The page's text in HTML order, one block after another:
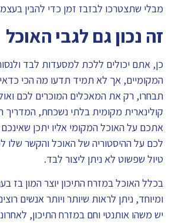
מבלי שתצטרכו לבזבז זמן כדי להבין
זה נכון גם לגבי האוכל
כן, אתם יכולים ללכת למסעדות לבד
המקומיים, אך לא תמיד תדעו מה הכי
תבחרו, רק את המאכלים המוכרים לכם
קולינארית מקומית בלתי נשכחת, המדריך
אתכם על האוכל המקומי אליו יתכן
לכם על ההיסטוריה של האוכל והקשר שלו
טיול שפשוט לא ניתן ליצור לבד.
בכלל האוכל במזרח התיכון יוצר המון בז
ומיוחד, ניתן לראות שיותר ויותר אנשים
יש משהו אותנטי וחם במזרח התיכון,